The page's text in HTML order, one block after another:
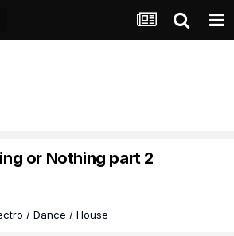
or Nothing part 2
/ Dance / House